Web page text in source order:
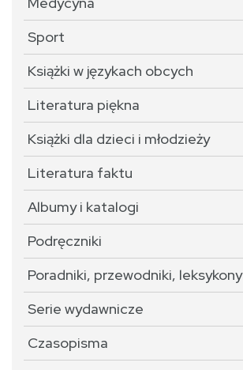
Sport
Książki w językach obcych
Literatura piękna
Książki dla dzieci i młodzieży
Literatura faktu
Albumy i katalogi
Podręczniki
Poradniki, przewodniki, leksykony
Serie wydawnicze
Czasopisma